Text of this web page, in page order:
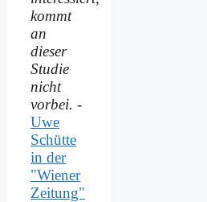
kommt
an
dieser
Studie
nicht
vorbei. -
Uwe
Schütte
in der
"Wiener
Zeitung"